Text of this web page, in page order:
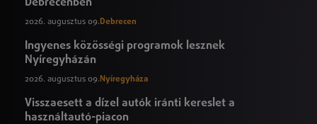
Debrecenben
2026. augusztus 09.Debrecen
Ingyenes közösségi programok lesznek
Nyíregyházán
2026. augusztus 09. Nyíregyháza
Visszaesett a dízel autók iránti kereslet a
használtautó-piacon